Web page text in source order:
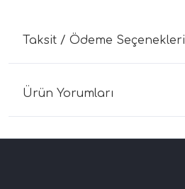
Taksit / Ödeme Seçenekleri
Ürün Yorumları